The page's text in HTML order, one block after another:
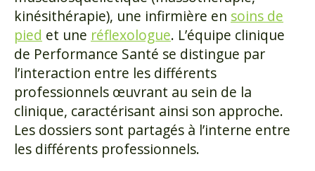
kinésithérapie), une infirmière en soins de
pied et une réflexologue. L’équipe clinique
de Performance Santé se distingue par
l’interaction entre les différents
professionnels œuvrant au sein de la
clinique, caractérisant ainsi son approche.
Les dossiers sont partagés à l’interne entre
les différents professionnels.